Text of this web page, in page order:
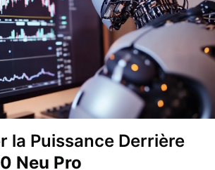
la Puissance Derrière
Neu Pro